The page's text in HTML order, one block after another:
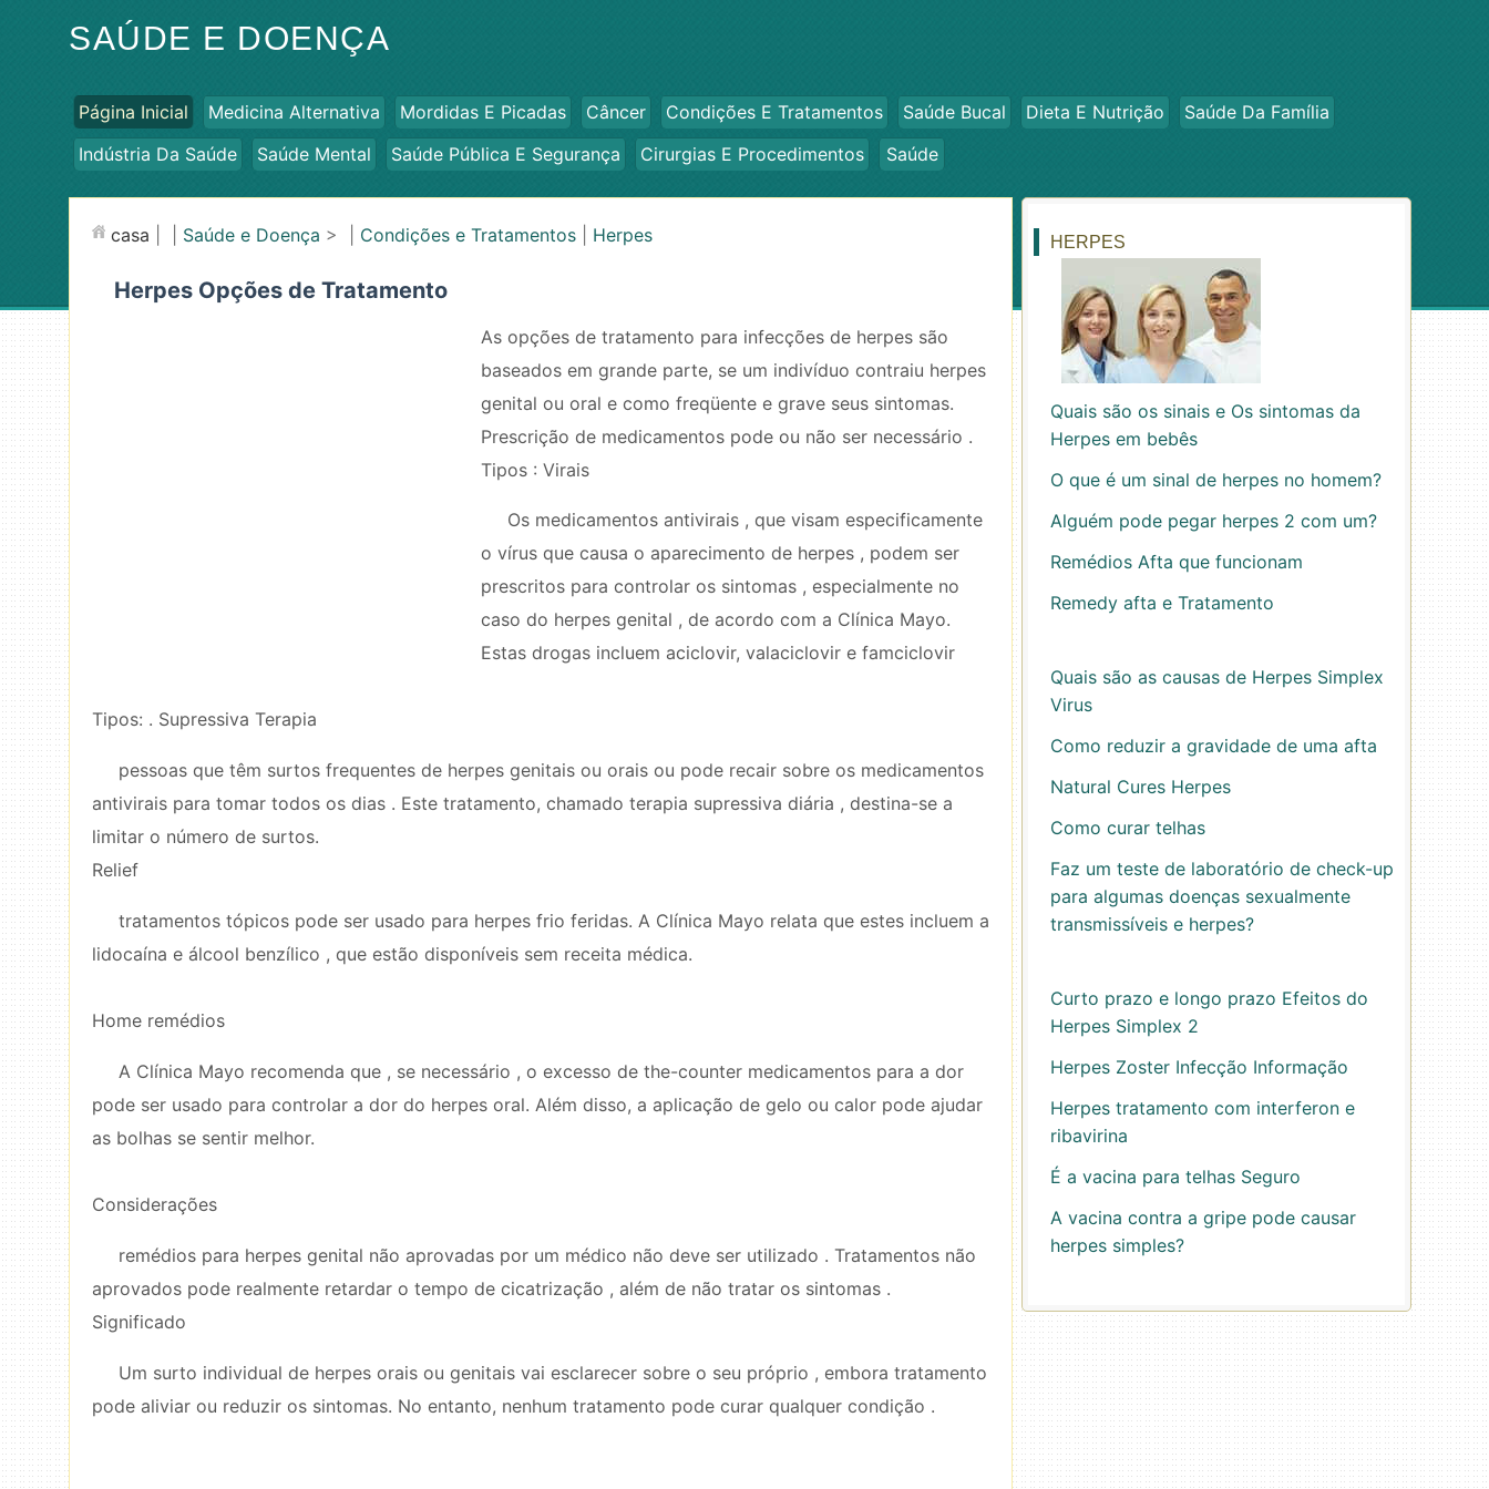
SAÚDE E DOENÇA
Página Inicial Medicina Alternativa Mordidas E Picadas Câncer Condições E Tratamentos Saúde Bucal Dieta E Nutrição
Saúde Da Família
Indústria Da Saúde
Saúde Mental Saúde Pública E Segurança Cirurgias E Procedimentos Saúde
casa Saúde e Doença > | Condições e Tratamentos Herpes
Herpes Opções de Tratamento
As opções de tratamento para infecções de herpes são
baseados em grande parte, se um indivíduo contraiu herpes
genital ou oral e como freqüente e grave seus sintomas.
Prescrição de medicamentos pode ou não ser necessário .
Tipos : Virais
Os medicamentos antivirais , que visam especificamente
o vírus que causa o aparecimento de herpes , podem ser
prescritos para controlar os sintomas , especialmente no
caso do herpes genital , de acordo com a Clínica Mayo.
Estas drogas incluem aciclovir, valaciclovir e famciclovir
Tipos: . Supressiva Terapia
pessoas que têm surtos frequentes de herpes genitais ou orais ou pode recair sobre os medicamentos
antivirais para tomar todos os dias . Este tratamento, chamado terapia supressiva diária , destina-se a
limitar o número de surtos.
Relief
tratamentos tópicos pode ser usado para herpes frio feridas. A Clínica Mayo relata que estes incluem a
lidocaína e álcool benzílico , que estão disponíveis sem receita médica.
Home remédios
A Clínica Mayo recomenda que , se necessário , o excesso de the-counter medicamentos para a dor
pode ser usado para controlar a dor do herpes oral. Além disso, a aplicação de gelo ou calor pode ajudar
as bolhas se sentir melhor.
Considerações
remédios para herpes genital não aprovadas por um médico não deve ser utilizado . Tratamentos não
aprovados pode realmente retardar o tempo de cicatrização , além de não tratar os sintomas .
Significado
Um surto individual de herpes orais ou genitais vai esclarecer sobre o seu próprio , embora tratamento
pode aliviar ou reduzir os sintomas. No entanto, nenhum tratamento pode curar qualquer condição .
HERPES
Quais são os sinais e Os sintomas da
Herpes em bebês
O que é um sinal de herpes no homem?
Alguém pode pegar herpes 2 com um?
Remédios Afta que funcionam
Remedy afta e Tratamento
Quais são as causas de Herpes Simplex
Virus
Como reduzir a gravidade de uma afta
Natural Cures Herpes
Como curar telhas
Faz um teste de laboratório de check-up
para algumas doenças sexualmente
transmissíveis e herpes?
Curto prazo e longo prazo Efeitos do
Herpes Simplex 2
Herpes Zoster Infecção Informação
Herpes tratamento com interferon e
ribavirina
É a vacina para telhas Seguro
A vacina contra a gripe pode causar
herpes simples?